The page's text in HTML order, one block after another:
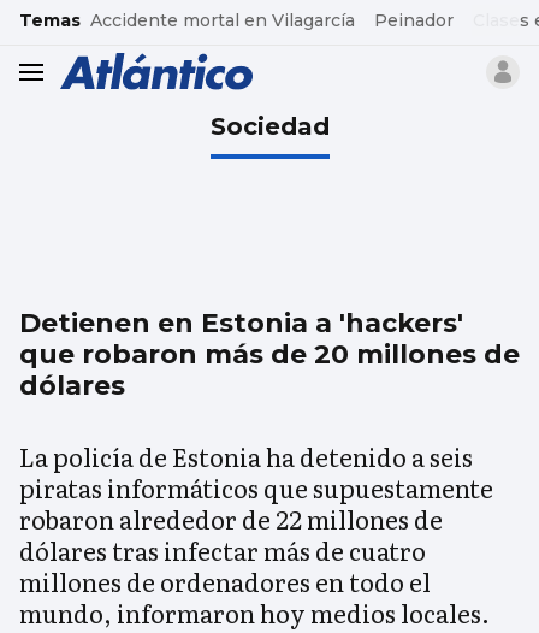
common.go-to-content
Temas Accidente mortal en Vilagarcía Peinador
header.menu.open
Sociedad
Detienen en Estonia a 'hackers'
que robaron más de 20 millones de
dólares
La policía de Estonia ha detenido a seis
piratas informáticos que supuestamente
robaron alrededor de 22 millones de
dólares tras infectar más de cuatro
millones de ordenadores en todo el
mundo, informaron hoy medios locales.